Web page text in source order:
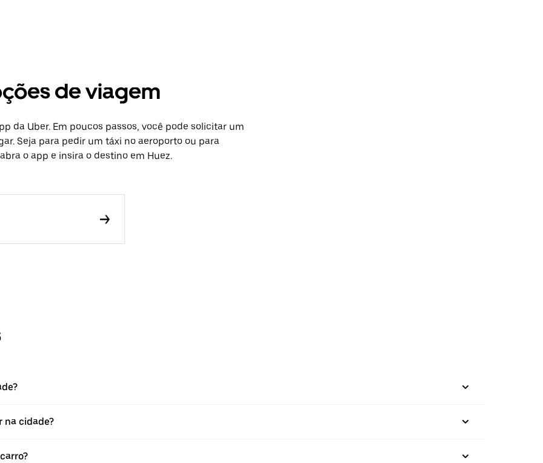
de viagem
da Uber. Em poucos passos, você pode solicitar um
Seja para pedir um táxi no aeroporto ou para
o app e insira o destino em Huez.
na cidade?